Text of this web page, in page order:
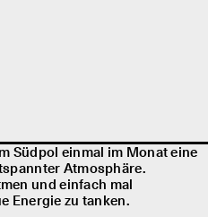
Südpol einmal im Monat eine
Atmosphäre.
und einfach mal
Energie zu tanken.